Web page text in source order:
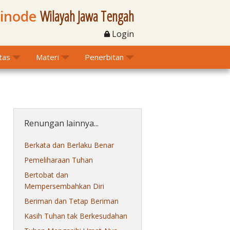
Wilayah Jawa Tengah
Login
Materi Penerbitan
Renungan lainnya...
Berkata dan Berlaku Benar
Pemeliharaan Tuhan
Bertobat dan
Mempersembahkan Diri
Beriman dan Tetap Beriman
Kasih Tuhan tak Berkesudahan